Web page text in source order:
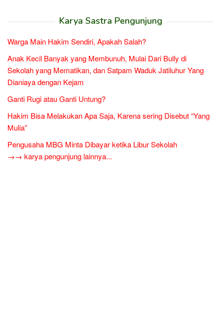
Karya Sastra Pengunjung
Warga Main Hakim Sendiri, Apakah Salah?
Anak Kecil Banyak yang Membunuh, Mulai Dari Bully di
Sekolah yang Mematikan, dan Satpam Waduk Jatiluhur Yang
Dianiaya dengan Kejam
Ganti Rugi atau Ganti Untung?
Hakim Bisa Melakukan Apa Saja, Karena sering Disebut “Yang
Mulia”
Pengusaha MBG Minta Dibayar ketika Libur Sekolah
→→ karya pengunjung lainnya...